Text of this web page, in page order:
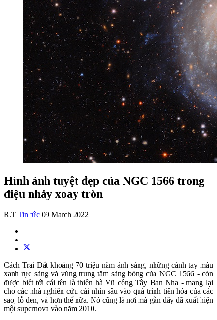
Hình ảnh tuyệt đẹp của NGC 1566 trong
điệu nhảy xoay tròn
R.T Tin tức 09 March 2022
Cách Trái Đất khoảng 70 triệu năm ánh sáng, những cánh tay màu
xanh rực sáng và vùng trung tâm sáng bóng của NGC 1566 - còn
được biết tới cái tên là thiên hà Vũ công Tây Ban Nha - mang lại
cho các nhà nghiên cứu cái nhìn sâu vào quá trình tiến hóa của các
sao, lỗ đen, và hơn thế nữa. Nó cũng là nơi mà gần đây đã xuất hiện
một supernova vào năm 2010.